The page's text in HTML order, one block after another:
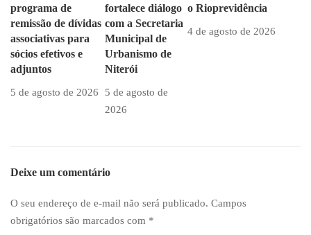
programa de
remissão de dívidas
associativas para
sócios efetivos e
adjuntos
5 de agosto de 2026
fortalece diálogo
com a Secretaria
Municipal de
Urbanismo de
Niterói
5 de agosto de
2026
o Rioprevidência
4 de agosto de 2026
Deixe um comentário
O seu endereço de e-mail não será publicado. Campos
obrigatórios são marcados com *